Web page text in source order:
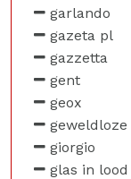
garlando
gazeta pl
gazzetta
gent
geox
giorgio
glas in lood